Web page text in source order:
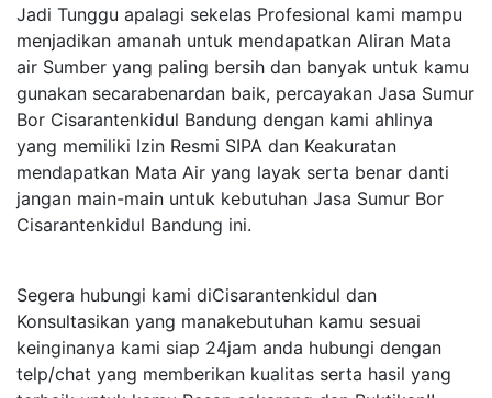
Jadi Tunggu apalagi sekelas Profesional kami mampu
menjadikan amanah untuk mendapatkan Aliran Mata
air Sumber yang paling bersih dan banyak untuk kamu
gunakan secarabenardan baik, percayakan Jasa Sumur
Bor Cisarantenkidul Bandung dengan kami ahlinya
yang memiliki Izin Resmi SIPA dan Keakuratan
mendapatkan Mata Air yang layak serta benar danti
jangan main-main untuk kebutuhan Jasa Sumur Bor
Cisarantenkidul Bandung ini.
Segera hubungi kami diCisarantenkidul dan
Konsultasikan yang manakebutuhan kamu sesuai
keinginanya kami siap 24jam anda hubungi dengan
telp/chat yang memberikan kualitas serta hasil yang